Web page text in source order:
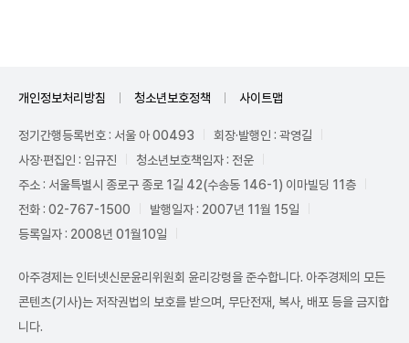
개인정보처리방침 청소년보호정책 사이트맵
정기간행등록번호 : 서울 아 00493
회장·발행인 : 곽영길
사장·편집인 : 임규진
청소년보호책임자 : 전운
주소 : 서울특별시 종로구 종로 1길 42(수송동 146-1) 이마빌딩 11층
전화 : 02-767-1500
발행일자 : 2007년 11월 15일
등록일자 : 2008년 01월10일
아주경제는 인터넷신문윤리위원회 윤리강령을 준수합니다. 아주경제의 모든
콘텐츠(기사)는 저작권법의 보호를 받으며, 무단전재, 복사, 배포 등을 금지합
니다.